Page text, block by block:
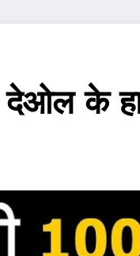
के